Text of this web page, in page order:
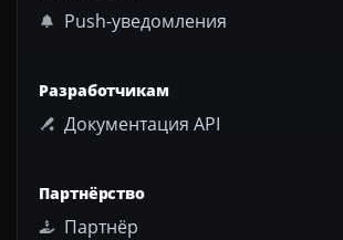
Push-уведомления
Разработчикам
Документация API
Партнёрство
Партнёр